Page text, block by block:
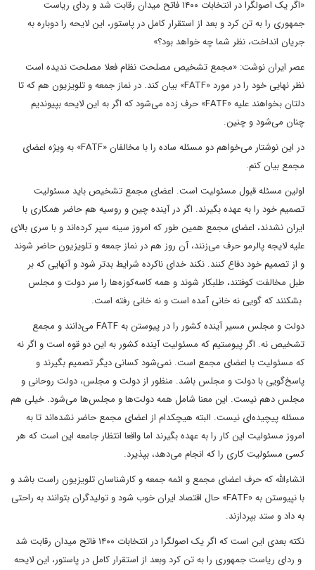
«اگر یک اصولگرا در انتخابات ۱۴۰۰ فاتح میدان رقابت شد و ردای ریاست
جمهوری را به تن کرد و بعد از استقرار کامل در پاستور، این لایحه را دوباره به
جریان انداخت، نظر شما چه خواهد بود؟»
عصر ایران نوشت: «مجمع تشخیص مصلحت نظام فعلا مصلحت ندیده است
نظر نهایی خود را در مورد «FATF» بیان کند. در نماز جمعه و تلویزیون هم که تا
دلتان بخواهند علیه «FATF» حرف زده می‌شود که اگر به این لایحه بپیوندیم
چنان می‌شود و چنین.
در این نوشتار می‌خواهم دو مسئله ساده را با مخالفان «FATF» به ویژه اعضای
مجمع بیان کنم.
اولین مسئله قبول مسئولیت است. اعضای مجمع تشخیص باید مسئولیت
تصمیم خود را به عهده بگیرند. اگر در آینده چین و روسیه هم حاضر همکاری با
ایران نشدند، اعضای مجمع همین طور که امروز سینه سپر کرده‌اند و با سری بالای
علیه لایجه پالرمو حرف می‌زنند، آن روز هم در نماز جمعه و تلویزیون حاضر شوند
و از تصمیم خود دفاع کنند. نکند خدای ناکرده شرایط بدتر شود و آنهایی که بر
طبل مخالفت کوفتند، طلبکار شوند و همه کاسه‌کوزه‌ها را سر دولت و مجلس
بشکنند که گویی نه خانی آمده است و نه خانی رفته است.
دولت و مجلس مسیر آینده کشور را در پیوستن به FATF می‌دانند و مجمع
تشخیص نه. اگر پیوستیم که مسئولیت آینده کشور به این دو قوه است و اگر نه
که مسئولیت با اعضای مجمع است. نمی‌شود کسانی دیگر تصمیم بگیرند و
پاسخ‌گویی با دولت و مجلس باشد. منظور از دولت و مجلس، دولت روحانی و
مجلس دهم نیست. این معنا شامل همه دولت‌ها و مجلس‌ها می‌شود. خیلی هم
مسئله پیچیده‌ای نیست. البته هیچکدام از اعضای مجمع حاضر نشده‌اند تا به
امروز مسئولیت این کار را به عهده بگیرند اما واقعا انتظار جامعه این است که هر
کسی مسئولیت کاری را که انجام می‌دهد، بپذیرد.
انشاءالله که حرف اعضای مجمع و ائمه جمعه و کارشناسان تلویزیون راست باشد و
با نپیوستن به «FATF» حال اقتصاد ایران خوب شود و تولیدگران بتوانند به راحتی
به داد و ستد بپردازند.
نکته بعدی این است که اگر یک اصولگرا در انتخابات ۱۴۰۰ فاتح میدان رقابت شد
و ردای ریاست جمهوری را به تن کرد وبعد از استقرار کامل در پاستور، این لایحه